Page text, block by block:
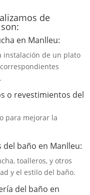
de
en Manlleu:
instalación de un plato
o revestimientos del
para mejorar la
del baño en Manlleu:
toalleros, y otros
y el estilo del baño.
del baño en